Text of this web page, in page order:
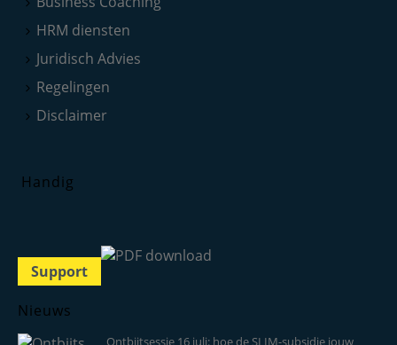
HRM diensten
Juridisch Advies
Regelingen
Disclaimer
Handig
Support
Nieuws
Ontbijtsessie 16 juli: hoe de SLIM-subsidie jouw